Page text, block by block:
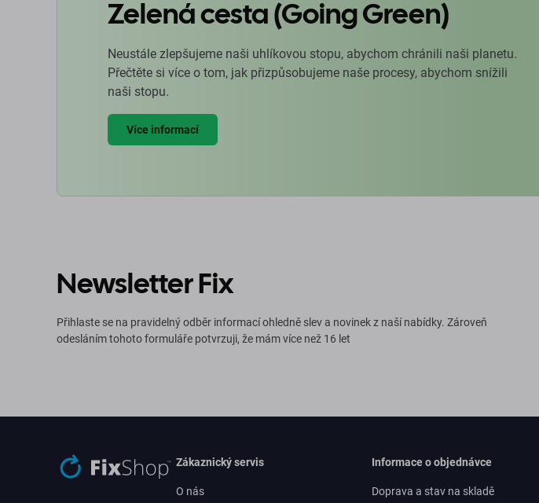
Zelená cesta (Going Green)
Neustále zlepšujeme naši uhlíkovou stopu, abychom chránili naši planetu.
Přečtěte si více o tom, jak přizpůsobujeme naše procesy, abychom snížili
naši stopu.
Více informací
Newsletter Fix
Přihlaste se na pravidelný odběr informací ohledně slev a novinek z naší nabídky. Zároveň
odesláním tohoto formuláře potvrzuji, že mám více než 16 let
Zákaznický servis
O nás
Informace o objednávce
Doprava a stav na skladě